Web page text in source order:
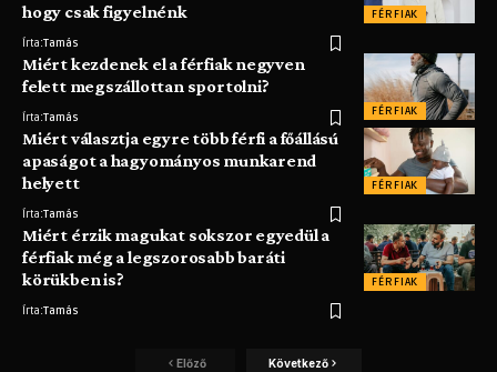
FÉRFIAK
hogy csak figyelnénk
Írta:Tamás
FÉRFIAK
Miért kezdenek el a férfiak negyven
felett megszállottan sportolni?
Írta:Tamás
FÉRFIAK
Miért választja egyre több férfi a főállású
apaságot a hagyományos munkarend
helyett
Írta:Tamás
FÉRFIAK
Miért érzik magukat sokszor egyedül a
férfiak még a legszorosabb baráti
körükben is?
Írta:Tamás
Előző Következő